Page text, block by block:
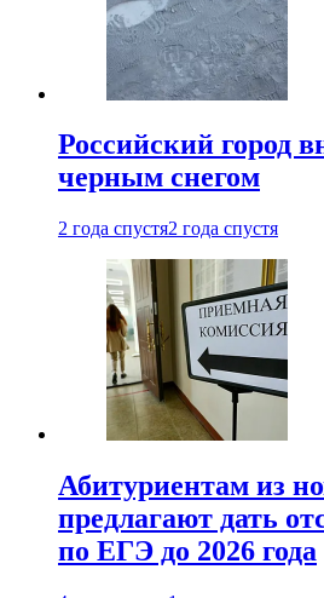
Российский город
черным снегом
2 года спустя2 года спустя
Абитуриентам из
предлагают дать
по ЕГЭ до 2026 года